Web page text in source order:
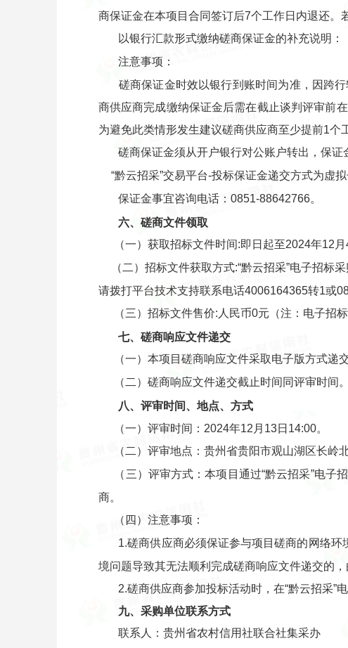
商保证金在本项目合同签订后7个工作日内退还。
以银行汇款形式缴纳磋商保证金的补充说明：
注意事项：
磋商保证金时效以银行到账时间为准，因跨
商供应商完成缴纳保证金后需在截止谈判评审前
为避免此类情形发生建议磋商供应商至少提前1个
磋商保证金须从开户银行对公账户转出，保证
“黔云招采”交易平台-投标保证金递交方式为虚
保证金事宜咨询电话：0851-88642766。
六、磋商文件领取
（一）获取招标文件时间:即日起至2024年12
（二）招标文件获取方式:“黔云招采”电子招标
请拨打平台技术支持联系电话4006164365转1或
（三）招标文件售价:人民币0元（注：电子招
七、磋商响应文件递交
（一）本项目磋商响应文件采取电子版方式递
（二）磋商响应文件递交截止时间同评审时间
八、评审时间、地点、方式
（一）评审时间：2024年12月13日14:00。
（二）评审地点：贵州省贵阳市观山湖区长岭北
（三）评审方式：本项目通过“黔云招采”电子
商。
（四）注意事项：
1.磋商供应商必须保证参与项目磋商的网络
境问题导致其无法顺利完成磋商响应文件递交的，
2.磋商供应商参加投标活动时，在“黔云招采”
九、采购单位联系方式
联系人：贵州省农村信用社联合社集采办